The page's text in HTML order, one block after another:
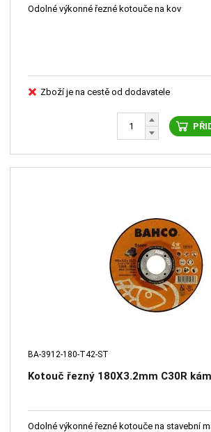
Odolné výkonné řezné kotouče na kov
Zboží je na cestě od dodavatele
BA-3912-180-T42-ST
Kotouč řezný 180X3.2mm C30R
Odolné výkonné řezné kotouče na stavební